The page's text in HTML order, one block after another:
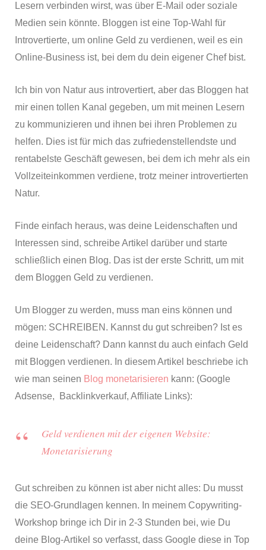
Lesern verbinden wirst, was über E-Mail oder soziale
Medien sein könnte. Bloggen ist eine Top-Wahl für
Introvertierte, um online Geld zu verdienen, weil es ein
Online-Business ist, bei dem du dein eigener Chef bist.
Ich bin von Natur aus introvertiert, aber das Bloggen hat
mir einen tollen Kanal gegeben, um mit meinen Lesern
zu kommunizieren und ihnen bei ihren Problemen zu
helfen. Dies ist für mich das zufriedenstellendste und
rentabelste Geschäft gewesen, bei dem ich mehr als ein
Vollzeiteinkommen verdiene, trotz meiner introvertierten
Natur.
Finde einfach heraus, was deine Leidenschaften und
Interessen sind, schreibe Artikel darüber und starte
schließlich einen Blog. Das ist der erste Schritt, um mit
dem Bloggen Geld zu verdienen.
Um Blogger zu werden, muss man eins können und
mögen: SCHREIBEN. Kannst du gut schreiben? Ist es
deine Leidenschaft? Dann kannst du auch einfach Geld
mit Bloggen verdienen. In diesem Artikel beschriebe ich
wie man seinen Blog monetarisieren kann: (Google
Adsense, Backlinkverkauf, Affiliate Links):
Geld verdienen mit der eigenen Website:
Monetarisierung
Gut schreiben zu können ist aber nicht alles: Du musst
die SEO-Grundlagen kennen. In meinem Copywriting-
Workshop bringe ich Dir in 2-3 Stunden bei, wie Du
deine Blog-Artikel so verfasst, dass Google diese in Top